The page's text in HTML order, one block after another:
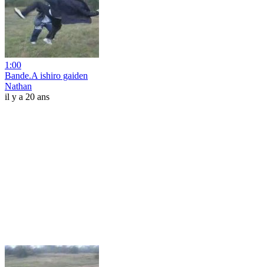
1:00
Bande.A ishiro gaiden
Nathan
il y a 20 ans